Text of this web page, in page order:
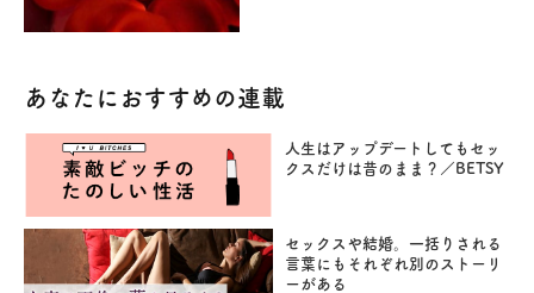
あなたにおすすめの連載
人生はアップデートしてもセッ
クスだけは昔のまま？／BETSY
セックスや結婚。一括りされる
言葉にもそれぞれ別のストーリ
ーがある